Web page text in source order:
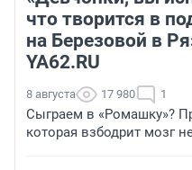
что творится в
на Березовой в
YA62.RU
8 августа 17 980 1
Сыграем в «Ромашку»?
которая взбодрит мозг